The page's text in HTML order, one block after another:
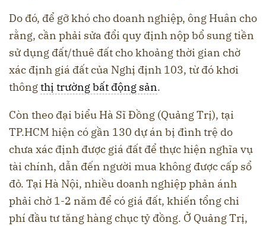
Do đó, để gỡ khó cho doanh nghiệp, ông Huân cho
rằng, cần phải sửa đổi quy định nộp bổ sung tiền
sử dụng đất/thuê đất cho khoảng thời gian chờ
xác định giá đất của Nghị định 103, từ đó khơi
thôngthị trường bất động sản.
Còn theo đại biểu Hà Sĩ Đồng (Quảng Trị), tại
TP.HCM hiện có gần 130 dự án bị đình trệ do
chưa xác định được giá đất để thực hiện nghĩa vụ
tài chính, dẫn đến người mua không được cấp sổ
đỏ. Tại Hà Nội, nhiều doanh nghiệp phản ánh
phải chờ 1-2 năm để có giá đất, khiến tổng chi
phí đầu tư tăng hàng chục tỷ đồng. Ở Quảng Trị,